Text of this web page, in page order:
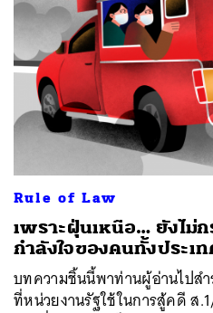
Rule of Law
เพราะฝุ่นเหนือ… ยังไม่
กำลังใจของคนทั้งประเ
บทความชิ้นนี้พาท่านผู้อ่านไปส
ที่หน่วยงานรัฐใช้ในการสู้คดี ส